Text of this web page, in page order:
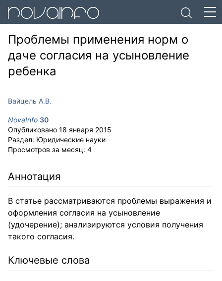
Проблемы применения норм о
даче согласия на усыновление
ребенка
Вайцель А.В.
NovaInfo 30
Опубликовано 18 января 2015
Раздел: Юридические науки
Просмотров за месяц: 4
Аннотация
В статье рассматриваются проблемы выражения и
оформления согласия на усыновление
(удочерение); анализируются условия получения
такого согласия.
Ключевые слова